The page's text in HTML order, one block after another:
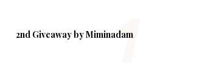
2nd Giveaway by Miminadam